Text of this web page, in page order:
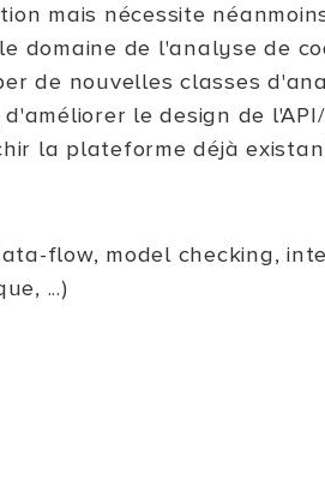
mais nécessite
domaine de l'analyse de
de nouvelles classes
le design de
la plateforme déjà
flow, model checking,
...)